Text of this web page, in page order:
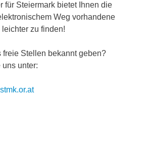
für Steiermark bietet Ihnen die
Weg vorhandene
zu finden!
freie Stellen bekannt geben?
uns unter: